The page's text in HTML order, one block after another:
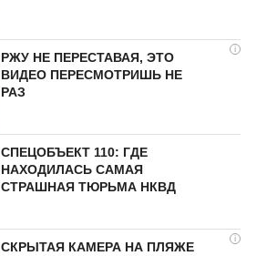
i
РЖУ НЕ ПЕРЕСТАВАЯ, ЭТО
ВИДЕО ПЕРЕСМОТРИШЬ НЕ
РАЗ
СПЕЦОБЪЕКТ 110: ГДЕ
НАХОДИЛАСЬ САМАЯ
СТРАШНАЯ ТЮРЬМА НКВД
i
СКРЫТАЯ КАМЕРА НА ПЛЯЖЕ